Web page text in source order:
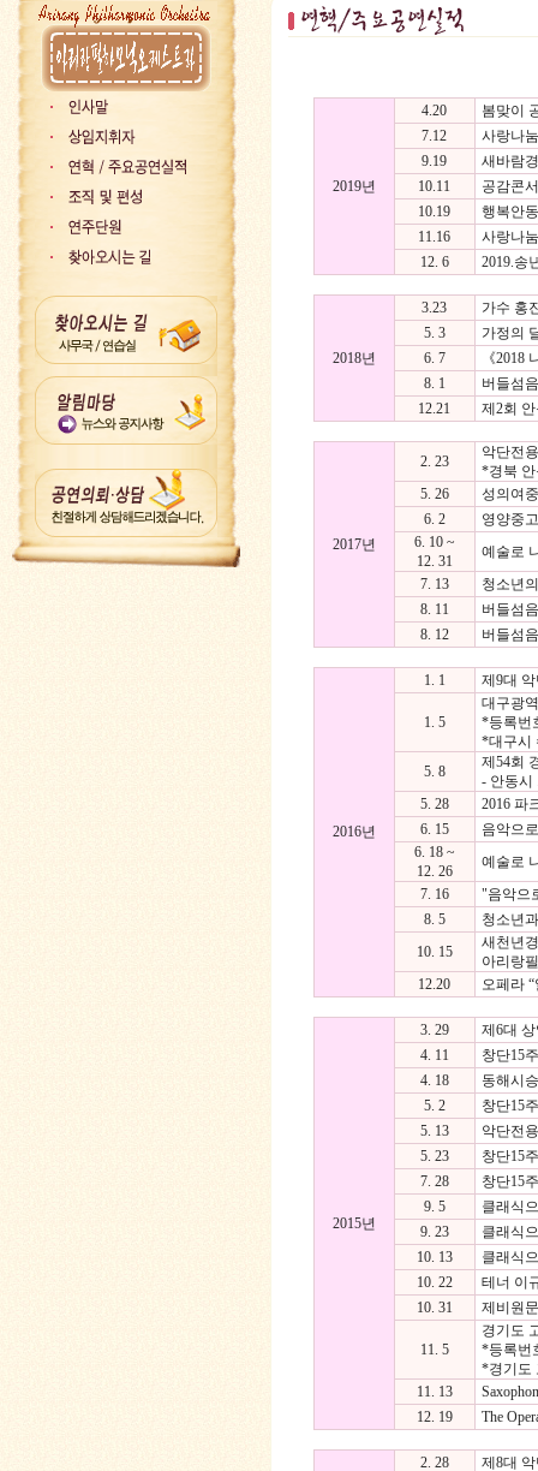
2019년
4.20
봄맞이
7.12
사랑나
9.19
새바람
10.11
공감콘
10.19
행복안
11.16
사랑나
12. 6
2019.송
2018년
3.23
가수 홍
5. 3
가정의
6. 7
《2018
8. 1
버들섬
12.21
제2회
2017년
2. 23
악단전
*경북 안
5. 26
성의여
6. 2
영양중
6. 10 ~
12. 31
예술로
7. 13
청소년
8. 11
버들섬
8. 12
버들섬
2016년
1. 1 제9대
1. 5
대구광
*등록번
*대구시
5. 8
제54회
- 안동시
5. 28
2016 파
6. 15
음악으
6. 18 ~
12. 26
예술로
7. 16
"음악으
8. 5
청소년
10. 15
새천년
아리랑
12.20
오페라
2015년
3. 29
제6대
4. 11
창단15
4. 18
동해시
5. 2
창단15
5. 13
악단전
5. 23
창단15
7. 28
창단15
9. 5
클래식
9. 23
클래식
10. 13
클래식
10. 22
테너 이
10. 31
제비원
11. 5
경기도
*등록번
*경기도
11. 13
12. 19
The
2. 28
제8대